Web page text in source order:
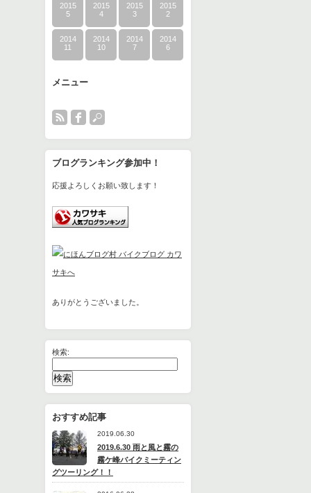
2015
5
2015
4
2015
3
2015
2
2014
11
2014
10
2014
7
2014
6
メニュー
ブログランキング参加中！
応援よろしくお願い致します！
ありがとうございました。
検索:
おすすめ記事
2019.06.30
2019.6.30 雨と風と霧の
霧ケ峰バイクミーティン
グツーリング！！